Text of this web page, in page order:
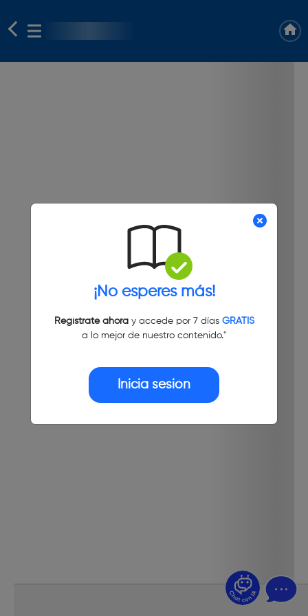
¡No esperes más!
Regístrate ahoray accede por 7 días GRATIS
a lo mejor de nuestro contenido."
Inicia sesión